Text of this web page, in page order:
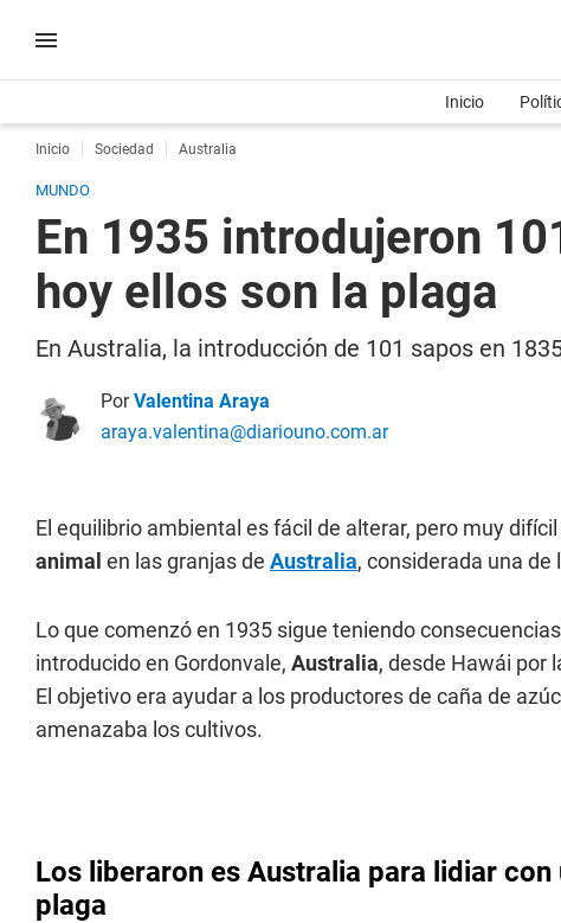
Inicio
Inicio Sociedad Australia
MUNDO
En 1935 introdujeron
hoy ellos son la plaga
En Australia, la introducción de 101 sapos en
PorValentina Araya
araya.valentina@diariouno.com.ar
El equilibrio ambiental es fácil de alterar, pero muy
animal en las granjas de Australia, considerada una
Lo que comenzó en 1935 sigue teniendo
introducido en Gordonvale, Australia, desde Hawái por
El objetivo era ayudar a los productores de caña de
amenazaba los cultivos.
Los liberaron es Australia para lidiar
plaga